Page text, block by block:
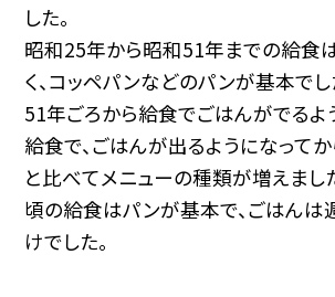
した。
昭和25年から昭和51年までの給食
く、コッペパンなどのパンが基本でし
51年ごろから給食でごはんがでるよ
給食で、ごはんが出るようになって
と比べてメニューの種類が増えました
頃の給食はパンが基本で、ごはんは
けでした。